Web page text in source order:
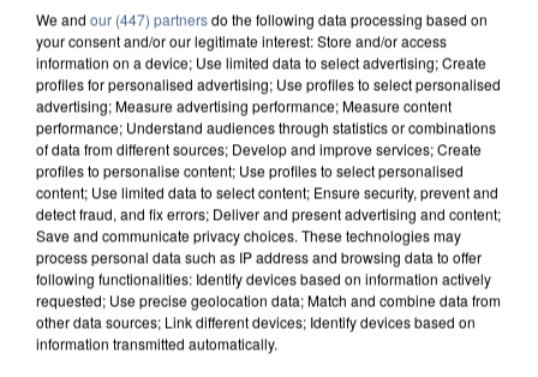
We and our (447) partnersdo the following data processing based on
your consent and/or our legitimate interest: Store and/or access
information on a device; Use limited data to select advertising; Create
profiles for personalised advertising; Use profiles to select personalised
advertising; Measure advertising performance; Measure content
performance; Understand audiences through statistics or combinations
of data from different sources; Develop and improve services; Create
profiles to personalise content; Use profiles to select personalised
content; Use limited data to select content; Ensure security, prevent and
detect fraud, and fix errors; Deliver and present advertising and content;
Save and communicate privacy choices. These technologies may
process personal data such as IP address and browsing data to offer
following functionalities: Identify devices based on information actively
requested; Use precise geolocation data; Match and combine data from
other data sources; Link different devices; Identify devices based on
information transmitted automatically.